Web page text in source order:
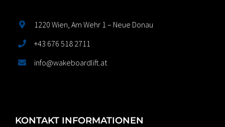
1220 Wien, Am Wehr 1 – Neue Donau
+43 676 518 2711
info@wakeboardlift.at
KONTAKT INFORMATIONEN